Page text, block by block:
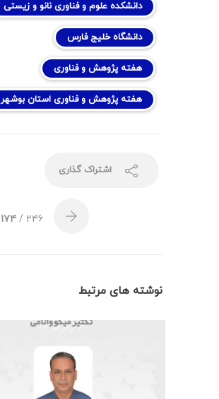
دانشکده علوم و فناوری نانو و زیستی
دانشگاه خلیج فارس
هفته پژوهش و فناوری
هفته پژوهش و فناوری استان بوشهر
اشتراک گذاری
۱۷۴/ ۲۴۶
نوشته های مرتبط